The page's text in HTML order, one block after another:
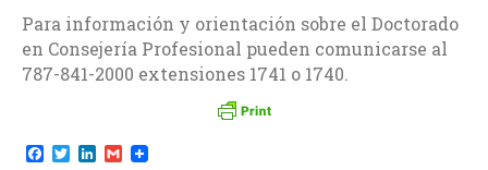
Para información y orientación sobre el Doctorado
en Consejería Profesional pueden comunicarse al
787-841-2000 extensiones 1741 o 1740.
F T L G